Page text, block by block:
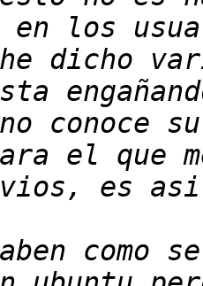
he dicho
el que
como